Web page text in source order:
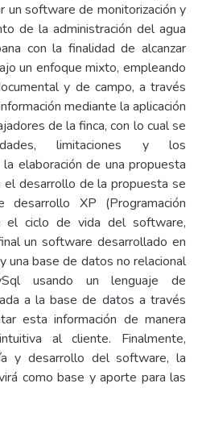
un software de monitorización y
de la administración del agua
con la finalidad de alcanzar
un enfoque mixto, empleando
y de campo, a través
mediante la aplicación
de la finca, con lo cual se
limitaciones y los
elaboración de una propuesta
el desarrollo de la propuesta se
XP (Programación
el ciclo de vida del software,
un software desarrollado en
una base de datos no relacional
usando un lenguaje de
a la base de datos a través
esta información de manera
al cliente. Finalmente,
y desarrollo del software, la
como base y aporte para las